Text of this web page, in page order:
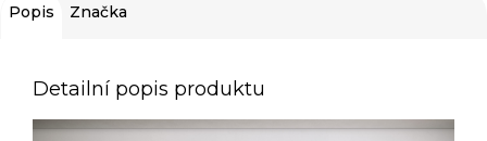
Popis Značka
Detailní popis produktu